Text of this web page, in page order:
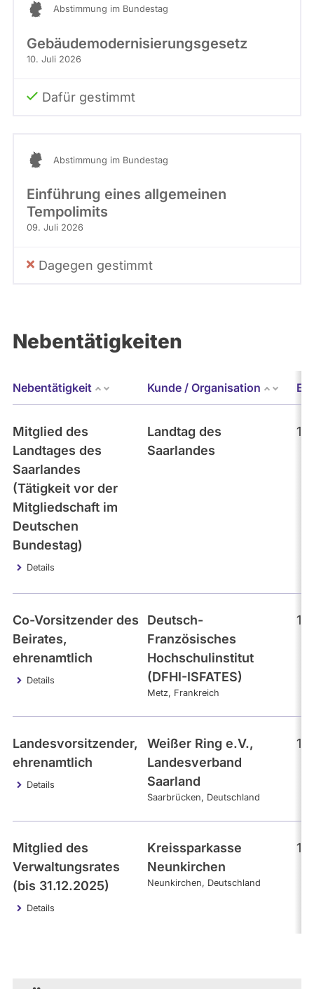
Abstimmung im Bundestag
Gebäudemodernisierungsgesetz
10. Juli 2026
Dafür gestimmt
Abstimmung im Bundestag
Einführung eines allgemeinen
Tempolimits
09. Juli 2026
Dagegen gestimmt
Nebentätigkeiten
Nebentätigkeit Kunde / Organisation
Mitglied des
Landtages des
Saarlandes
(Tätigkeit vor der
Mitgliedschaft im
Deutschen
Bundestag)
Details
Landtag des
Saarlandes
Co-Vorsitzender des
Beirates,
ehrenamtlich
Details
Deutsch-
Französisches
Hochschulinstitut
(DFHI-ISFATES)
Metz Frankreich
Landesvorsitzender,
ehrenamtlich
Details
Weißer Ring e.V.,
Landesverband
Saarland
Saarbrücken Deutschland
Mitglied des
Verwaltungsrates
(bis 31.12.2025)
Details
Kreissparkasse
Neunkirchen
Neunkirchen Deutschland